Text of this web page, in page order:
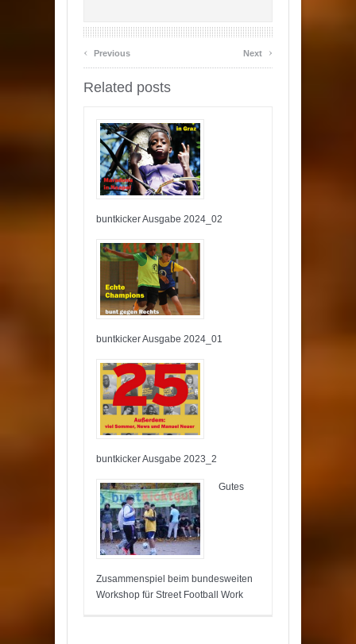
‹ Previous Next ›
Related posts
buntkicker Ausgabe 2024_02
buntkicker Ausgabe 2024_01
buntkicker Ausgabe 2023_2
Gutes
Zusammenspiel beim bundesweiten
Workshop für Street Football Work